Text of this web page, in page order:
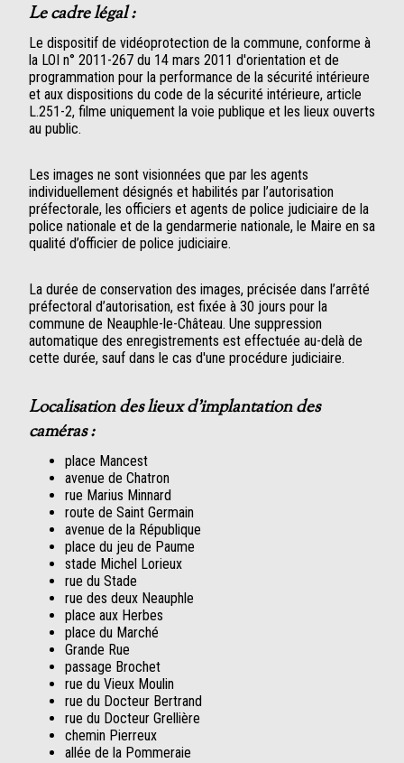
Le cadre légal :
Le dispositif de vidéoprotection de la commune, conforme à
la LOI n° 2011-267 du 14 mars 2011 d'orientation et de
programmation pour la performance de la sécurité intérieure
et aux dispositions du code de la sécurité intérieure, article
L.251-2, filme uniquement la voie publique et les lieux ouverts
au public.
Les images ne sont visionnées que par les agents
individuellement désignés et habilités par l’autorisation
préfectorale, les officiers et agents de police judiciaire de la
police nationale et de la gendarmerie nationale, le Maire en sa
qualité d’officier de police judiciaire.
La durée de conservation des images, précisée dans l’arrêté
préfectoral d’autorisation, est fixée à 30 jours pour la
commune de Neauphle-le-Château. Une suppression
automatique des enregistrements est effectuée au-delà de
cette durée, sauf dans le cas d'une procédure judiciaire.
Localisation des lieux d’implantation des
caméras :
place Mancest
avenue de Chatron
rue Marius Minnard
route de Saint Germain
avenue de la République
place du jeu de Paume
stade Michel Lorieux
rue du Stade
rue des deux Neauphle
place aux Herbes
place du Marché
Grande Rue
passage Brochet
rue du Vieux Moulin
rue du Docteur Bertrand
rue du Docteur Grellière
chemin Pierreux
allée de la Pommeraie